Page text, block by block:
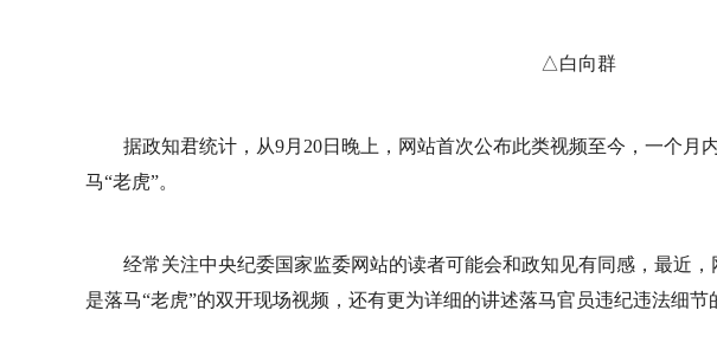
△白向群
据政知君统计，从9月20日晚上，网站首次公布此类视频至今，一个月
马“老虎”。
经常关注中央纪委国家监委网站的读者可能会和政知见有同感，最近
是落马“老虎”的双开现场视频，还有更为详细的讲述落马官员违纪违法细节